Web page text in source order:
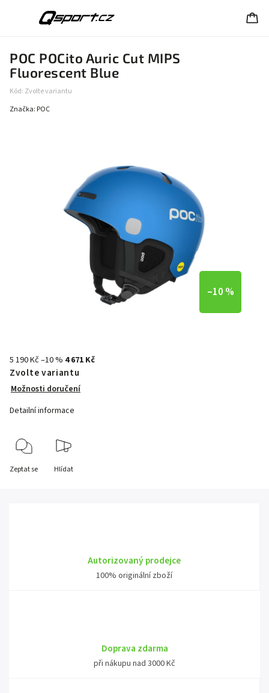
POC POCito Auric Cut MIPS
Fluorescent Blue
Kód: Zvolte variantu
Značka: POC
–10 %
5 190 Kč–10 % 4 671 Kč
Zvolte variantu
Možnosti doručení
Detailní informace
Zeptat se Hlídat
Autorizovaný prodejce
100% originální zboží
Doprava zdarma
při nákupu nad 3000 Kč